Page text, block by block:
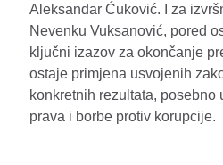
Aleksandar Ćuković. I za
Nevenku Vuksanović, pored
ključni izazov za okončanje
ostaje primjena usvojenih
konkretnih rezultata, posebno
prava i borbe protiv korupcije.